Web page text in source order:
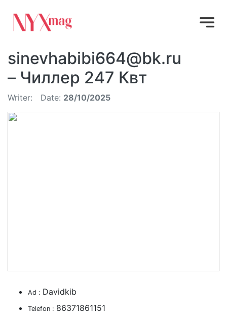
sinevhabibi664@bk.ru
– Чиллер 247 Квт
Writer: Date: 28/10/2025
Ad : Davidkib
Telefon : 86371861151